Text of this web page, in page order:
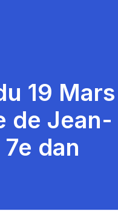
19 Mars
de Jean-
dan